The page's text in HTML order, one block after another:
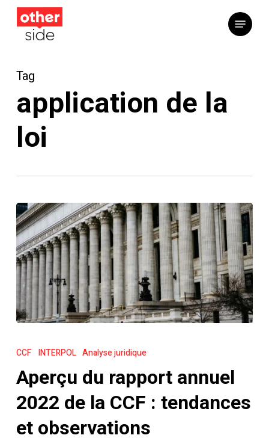
Skip
Menu
Tag
application de la
loi
du
annuel
2022
la
CCF INTERPOL Analyse juridique
Aperçu du rapport annuel
2022 de la CCF : tendances
et observations